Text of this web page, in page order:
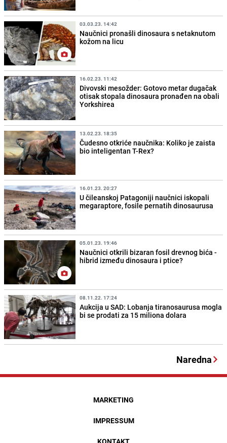
03.03.23. 14:42
Naučnici pronašli dinosaura s netaknutom
kožom na licu
16.02.23. 11:42
Divovski mesožder: Gotovo metar dugačak
otisak stopala dinosaura pronađen na obali
Yorkshirea
13.02.23. 18:35
Čudesno otkriće naučnika: Koliko je zaista
bio inteligentan T-Rex?
16.01.23. 20:27
U čileanskoj Patagoniji naučnici iskopali
megaraptore, fosile pernatih dinosaurusa
05.01.23. 19:46
Naučnici otkrili bizaran fosil drevnog bića -
hibrid između dinosaura i ptice?
08.11.22. 17:24
Aukcija u SAD: Lobanja tiranosaurusa mogla
bi se prodati za 15 miliona dolara
Naredna
MARKETING
IMPRESSUM